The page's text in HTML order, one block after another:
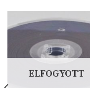
ELFOGYOTT